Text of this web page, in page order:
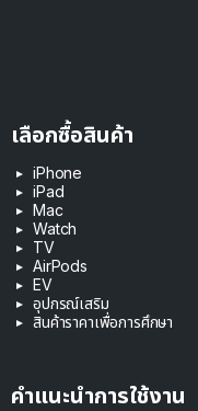
เลือกซื้อสินค้า
iPhone
iPad
Mac
Watch
TV
AirPods
EV
อุปกรณ์เสริม
สินค้าราคาเพื่อการศึกษา
คำแนะนำการใช้งาน